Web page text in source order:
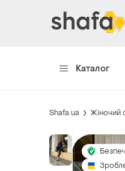
Каталог
Shafa.ua Жіночий